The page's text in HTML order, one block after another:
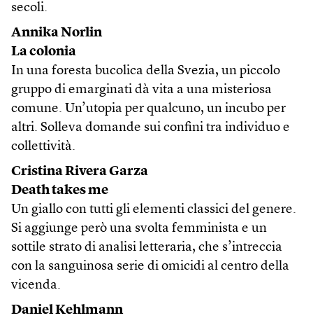
secoli.
Annika Norlin
La colonia
In una foresta bucolica della Svezia, un piccolo
gruppo di emarginati dà vita a una misteriosa
comune. Un’utopia per qualcuno, un incubo per
altri. Solleva domande sui confini tra individuo e
collettività.
Cristina Rivera Garza
Death takes me
Un giallo con tutti gli elementi classici del genere.
Si aggiunge però una svolta femminista e un
sottile strato di analisi letteraria, che s’intreccia
con la sanguinosa serie di omicidi al centro della
vicenda.
Daniel Kehlmann